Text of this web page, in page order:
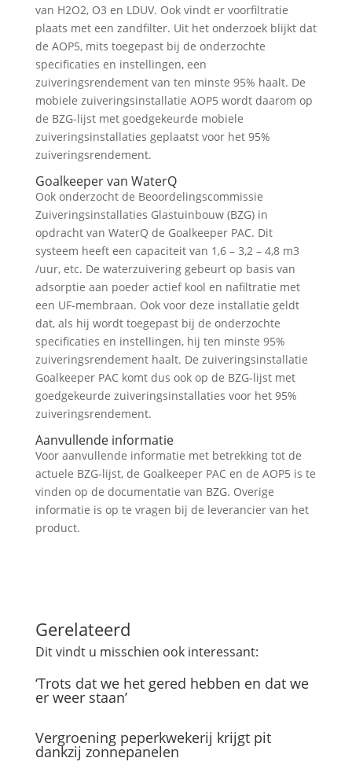
van H2O2, O3 en LDUV. Ook vindt er voorfiltratie
plaats met een zandfilter. Uit het onderzoek blijkt dat
de AOP5, mits toegepast bij de onderzochte
specificaties en instellingen, een
zuiveringsrendement van ten minste 95% haalt. De
mobiele zuiveringsinstallatie AOP5 wordt daarom op
de BZG-lijst met goedgekeurde mobiele
zuiveringsinstallaties geplaatst voor het 95%
zuiveringsrendement.
Goalkeeper van WaterQ
Ook onderzocht de Beoordelingscommissie
Zuiveringsinstallaties Glastuinbouw (BZG) in
opdracht van WaterQ de Goalkeeper PAC. Dit
systeem heeft een capaciteit van 1,6 – 3,2 – 4,8 m3
/uur, etc. De waterzuivering gebeurt op basis van
adsorptie aan poeder actief kool en nafiltratie met
een UF-membraan. Ook voor deze installatie geldt
dat, als hij wordt toegepast bij de onderzochte
specificaties en instellingen, hij ten minste 95%
zuiveringsrendement haalt. De zuiveringsinstallatie
Goalkeeper PAC komt dus ook op de BZG-lijst met
goedgekeurde zuiveringsinstallaties voor het 95%
zuiveringsrendement.
Aanvullende informatie
Voor aanvullende informatie met betrekking tot de
actuele BZG-lijst, de Goalkeeper PAC en de AOP5 is te
vinden op de documentatie van BZG. Overige
informatie is op te vragen bij de leverancier van het
product.
Gerelateerd
Dit vindt u misschien ook interessant:
‘Trots dat we het gered hebben en dat we
er weer staan’
Vergroening peperkwekerij krijgt pit
dankzij zonnepanelen